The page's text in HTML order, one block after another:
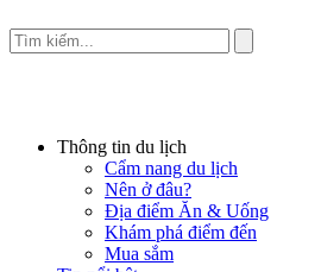
Thông tin du lịch
Cẩm nang du lịch
Nên ở đâu?
Địa điểm Ăn & Uống
Khám phá điểm đến
Mua sắm